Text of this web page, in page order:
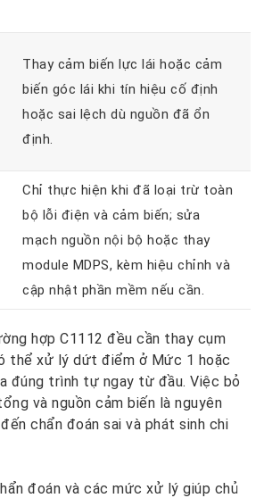
Thay cảm biến lực lái hoặc cảm
biến góc lái khi tín hiệu cố định
hoặc sai lệch dù nguồn đã ổn
định.
Chỉ thực hiện khi đã loại trừ toàn
bộ lỗi điện và cảm biến; sửa
mạch nguồn nội bộ hoặc thay
module MDPS, kèm hiệu chỉnh và
cập nhật phần mềm nếu cần.
hợp C1112 đều cần thay cụm
thể xử lý dứt điểm ở Mức 1 hoặc
đúng trình tự ngay từ đầu. Việc bỏ
và nguồn cảm biến là nguyên
chẩn đoán sai và phát sinh chi
đoán và các mức xử lý giúp chủ